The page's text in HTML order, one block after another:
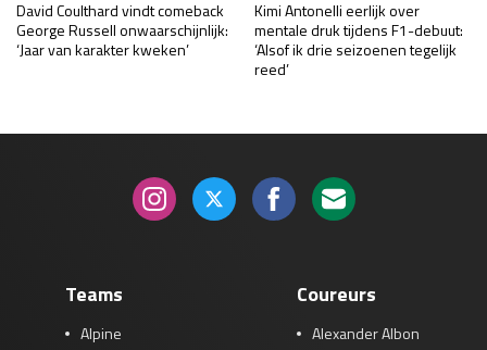
David Coulthard vindt comeback
George Russell onwaarschijnlijk:
‘Jaar van karakter kweken’
Kimi Antonelli eerlijk over
mentale druk tijdens F1-debuut:
‘Alsof ik drie seizoenen tegelijk
reed’
Teams
Alpine
Coureurs
Alexander Albon